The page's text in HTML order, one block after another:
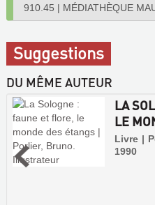
910.45 | MÉDIATHÈQUE
Suggestions
DU MÊME AUTEUR
LA
LE
Livre |
1990